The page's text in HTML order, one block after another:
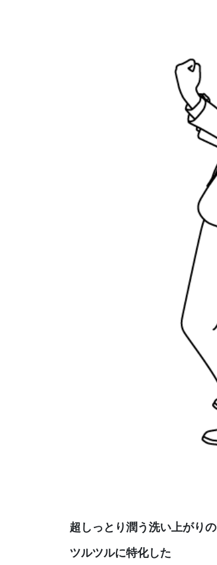
超しっとり潤う洗い上がりの
ツルツルに特化した